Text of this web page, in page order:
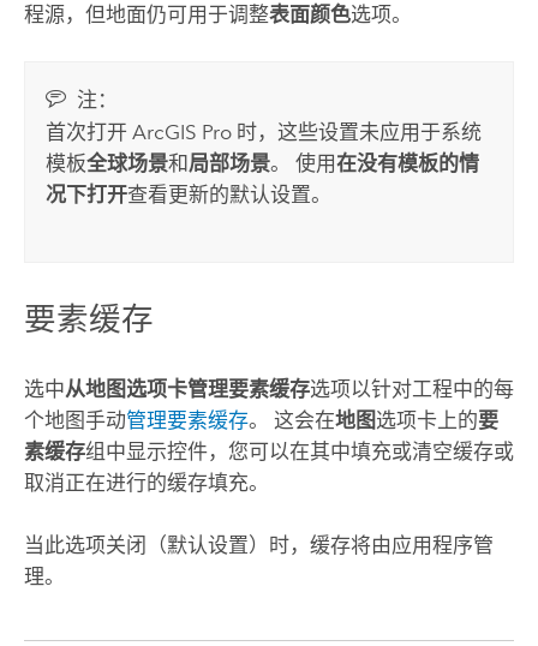
程源，但地面仍可用于调整表面颜色选项。
注：
首次打开ArcGIS Pro 时，这些设置未应用于系统
模板全球场景和局部场景。 使用在没有模板的情
况下打开查看更新的默认设置。
要素缓存
选中从地图选项卡管理要素缓存选项以针对工程中的每
个地图手动管理要素缓存。 这会在地图选项卡上的要
素缓存组中显示控件，您可以在其中填充或清空缓存或
取消正在进行的缓存填充。
当此选项关闭（默认设置）时，缓存将由应用程序管
理。